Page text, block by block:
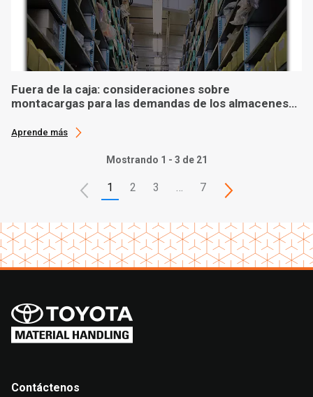
Fuera de la caja: consideraciones sobre
montacargas para las demandas de los almacenes
Aprende más
Mostrando 1 - 3 de 21
1 2 3 … 7
Contáctenos